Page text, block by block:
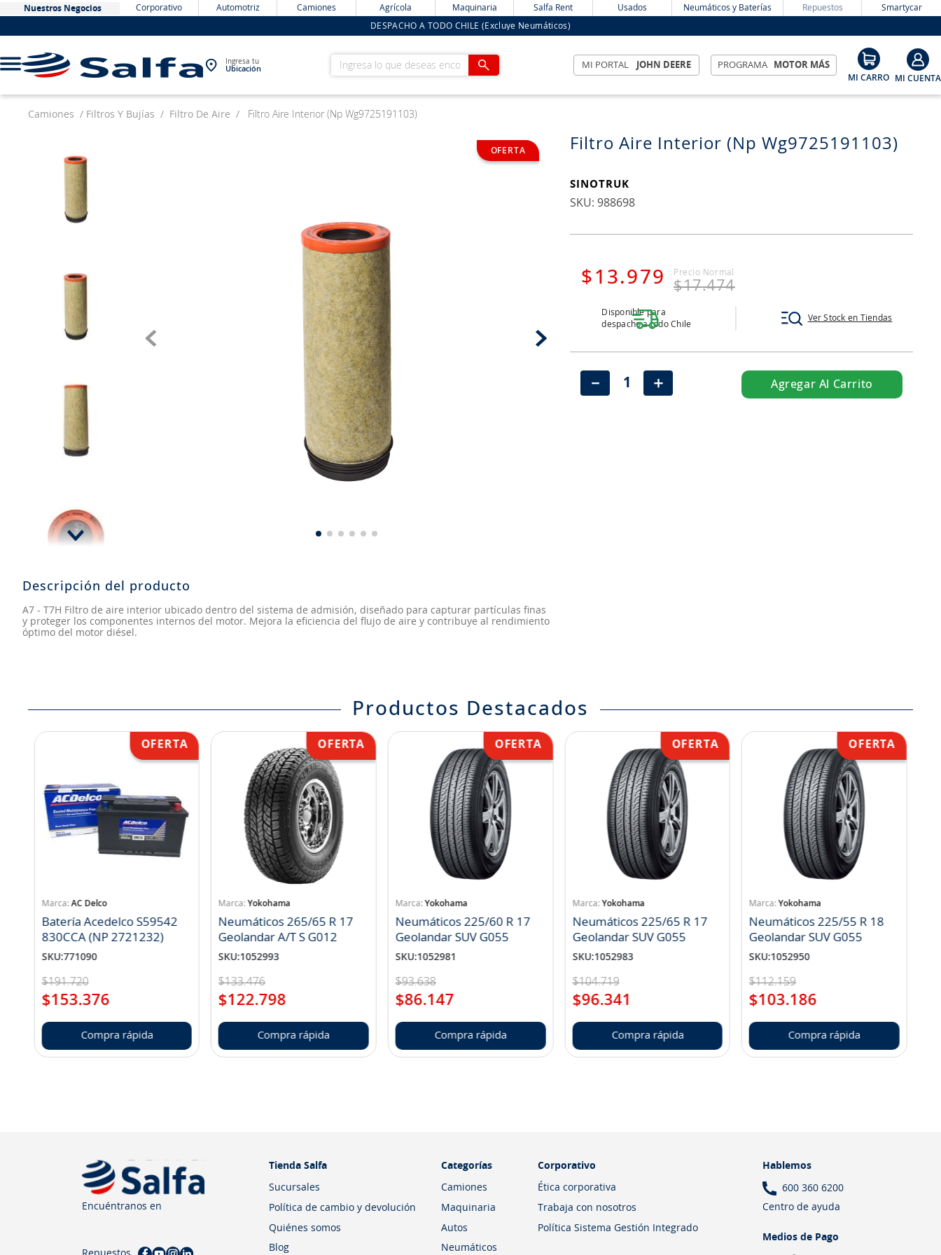
Nuestros Negocios Corporativo Automotriz Camiones Agrícola Maquinaria Salfa Rent Usados Neumáticos y Baterías Repuestos Smartycar
DESPACHO A TODO CHILE (Excluye Neumáticos)
Ingresa tu
Ubicación
Ingresa lo que deseas encontrar MI PORTAL JOHN DEERE PROGRAMA MOTOR MÁS
Camiones Filtros Y Bujías Filtro De Aire Filtro Aire Interior (Np Wg9725191103)
Descripción del producto
A7 - T7H Filtro de aire interior ubicado dentro del sistema de admisión, diseñado para capturar partículas finas
y proteger los componentes internos del motor. Mejora la eficiencia del flujo de aire y contribuye al rendimiento
óptimo del motor diésel.
Filtro Aire Interior (Np Wg9725191103)
SINOTRUK
:988698
$ 13.979 $17.474
Disponible para
despacho a todo Chile
Ver Stock en Tiendas
＋
－ Agregar Al Carrito
Productos Destacados
AC Delco
Batería Acedelco S59542
830CCA (NP 2721232)
SKU:771090
$191.720
$153.376
Compra rápida
Yokohama
Neumáticos 265/65 R 17
Geolandar A/T S G012
SKU:1052993
$133.476
$122.798
Compra rápida
Yokohama
Neumáticos 225/60 R 17
Geolandar SUV G055
SKU:1052981
$93.638
$86.147
Compra rápida
Yokohama
Neumáticos 225/65 R 17
Geolandar SUV G055
SKU:1052983
$104.719
$96.341
Compra rápida
Yokohama
Neumáticos 225/55 R 18
Geolandar SUV G055
SKU:1052950
$112.159
$103.186
Compra rápida
Encuéntranos en
Tienda Salfa
Sucursales
Política de cambio y devolución
Quiénes somos
Blog
Categorías
Camiones
Maquinaria
Autos
Neumáticos
Corporativo
Ética corporativa
Trabaja con nosotros
Política Sistema Gestión Integrado
Hablemos
600 360 6200
Centro de ayuda
Medios de Pago
bateria
neumáticos
westlake
yokohama
jockey
john deere
aceite